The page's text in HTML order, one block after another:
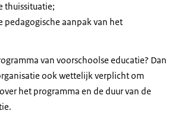
thuissituatie;
pedagogische aanpak van het
van voorschoolse educatie? Dan
ook wettelijk verplicht om
het programma en de duur van de